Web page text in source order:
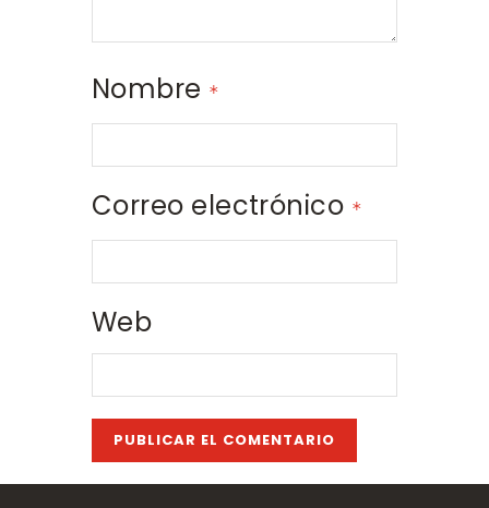
Nombre *
Correo electrónico *
Web